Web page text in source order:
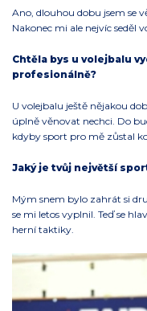
Ano, dlouhou dobu jsem se
Nakonec mi ale nejvíc seděl
Chtěla bys u volejbalu
profesionálně?
U volejbalu ještě nějakou
úplně věnovat nechci. Do
kdyby sport pro mě zůstal
Jaký je tvůj největší
Mým snem bylo zahrát si
se mi letos vyplnil. Teď se
herní taktiky.